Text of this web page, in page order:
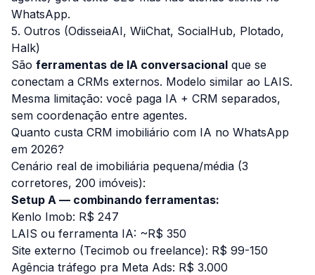
WhatsApp.
5. Outros (OdisseiaAI, WiiChat, SocialHub, Plotado,
Halk)
São ferramentas de IA conversacional que se
conectam a CRMs externos. Modelo similar ao LAIS.
Mesma limitação: você paga IA + CRM separados,
sem coordenação entre agentes.
Quanto custa CRM imobiliário com IA no WhatsApp
em 2026?
Cenário real de imobiliária pequena/média (3
corretores, 200 imóveis):
Setup A — combinando ferramentas:
Kenlo Imob: R$ 247
LAIS ou ferramenta IA: ~R$ 350
Site externo (Tecimob ou freelance): R$ 99-150
Agência tráfego pra Meta Ads: R$ 3.000